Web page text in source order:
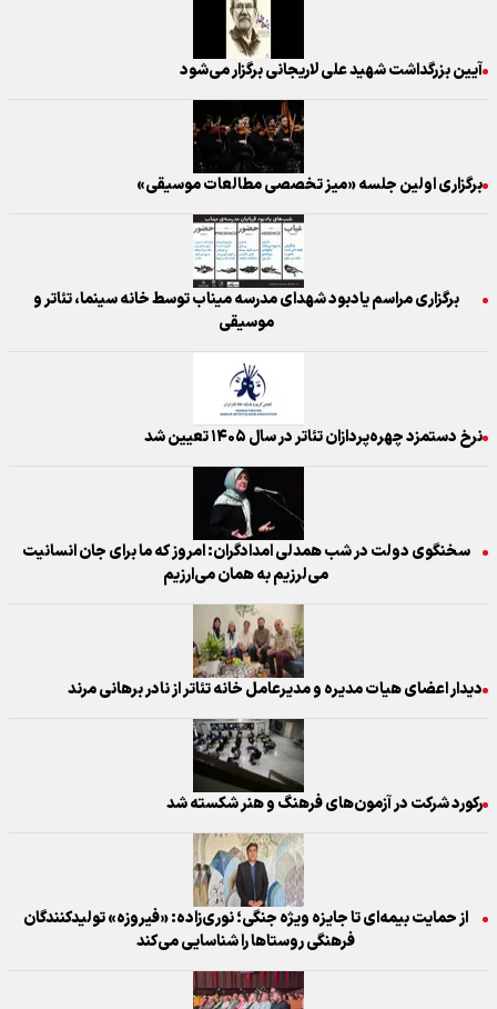
آیین بزرگداشت شهید علی لاریجانی برگزار می‌شود
برگزاری اولین جلسه «میز تخصصی مطالعات موسیقی»
برگزاری مراسم یادبود شهدای مدرسه میناب توسط خانه سینما، تئاتر و
موسیقی
نرخ دستمزد چهره‌پردازان تئاتر در سال ۱۴۰۵ تعیین شد
سخنگوی دولت در شب همدلی امدادگران: امروز که ما برای جان انسانیت
می‌لرزیم به همان می‌ارزیم
دیدار اعضای هیات مدیره و مدیرعامل خانه تئاتر از نادر برهانی مرند
رکورد شرکت در آزمون‌های فرهنگ و هنر شکسته شد
از حمایت بیمه‌ای تا جایزه ویژه جنگی؛ نوری‌زاده: «فیروزه» تولیدکنندگان
فرهنگی روستا‌ها را شناسایی می‌کند